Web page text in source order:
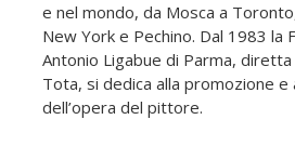
e nel mondo, da Mosca a
New York e Pechino. Dal 1983 la
Antonio Ligabue di Parma,
Tota, si dedica alla promozione e
dell’opera del pittore.